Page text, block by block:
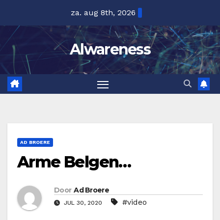
inhoud
za. aug 8th, 2026
Alwareness
AD BROERE
Arme Belgen…
Door Ad Broere
JUL 30, 2020 #video